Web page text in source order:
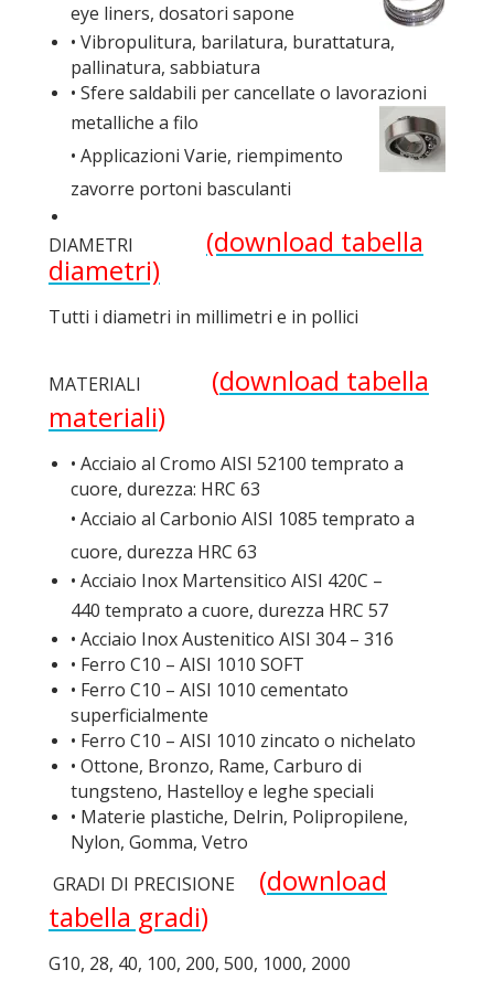
eye liners, dosatori sapone
• Vibropulitura, barilatura, burattatura,
pallinatura, sabbiatura
• Sfere saldabili per cancellate o lavorazioni
metalliche a filo
• Applicazioni Varie, riempimento
zavorre portoni basculanti
DIAMETRI (download tabella
diametri)
Tutti i diametri in millimetri e in pollici
MATERIALI (download tabella
materiali)
• Acciaio al Cromo AISI 52100 temprato a
cuore, durezza: HRC 63
• Acciaio al Carbonio AISI 1085 temprato a
cuore, durezza HRC 63
• Acciaio Inox Martensitico AISI 420C –
440 temprato a cuore, durezza HRC 57
• Acciaio Inox Austenitico AISI 304 – 316
• Ferro C10 – AISI 1010 SOFT
• Ferro C10 – AISI 1010 cementato
superficialmente
• Ferro C10 – AISI 1010 zincato o nichelato
• Ottone, Bronzo, Rame, Carburo di
tungsteno, Hastelloy e leghe speciali
• Materie plastiche, Delrin, Polipropilene,
Nylon, Gomma, Vetro
GRADI DI PRECISIONE
(download
tabella gradi)
G10, 28, 40, 100, 200, 500, 1000, 2000